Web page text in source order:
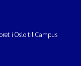
i Oslo til Campus